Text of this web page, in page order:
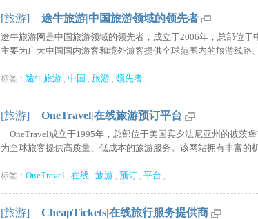
[旅游] | 途牛旅游|中国旅游领域的领先者
途牛旅游网是中国旅游领域的领先者，成立于2006年，总部位
主要为广大中国国内游客和境外游客提供全球范围内的旅游线路
标签： 途牛旅游 , 中国 , 旅游 , 领先者 ,
[旅游] | OneTravel|在线旅游预订平台
OneTravel成立于1995年，总部位于美国宾夕法尼亚州的彼茨
为全球旅客提供高质量、低成本的旅游服务。该网站拥有丰富的
标签： OneTravel , 在线 , 旅游 , 预订 , 平台 ,
[旅游] | CheapTickets|在线旅行服务提供商